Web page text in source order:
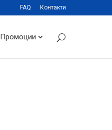
FAQ Контакти
Промоции